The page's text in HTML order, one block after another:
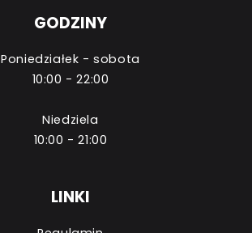
GODZINY
Poniedziałek - sobota
10:00 - 22:00
Niedziela
10:00 - 21:00
LINKI